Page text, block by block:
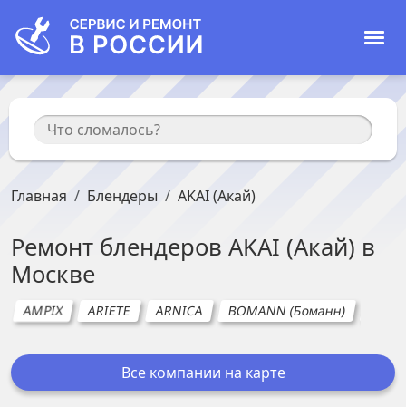
Главная Блендеры AKAI (Акай)
Ремонт блендеров AKAI (Акай) в
Москве
AMPIX ARIETE ARNICA BOMANN (Боманн)
Все компании на карте